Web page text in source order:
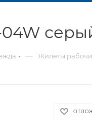
04W
— Жилеты